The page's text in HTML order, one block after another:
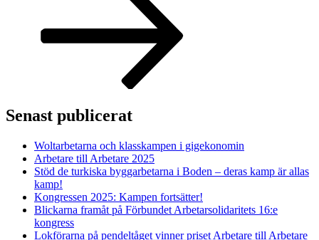
Senast publicerat
Woltarbetarna och klasskampen i gigekonomin
Arbetare till Arbetare 2025
Stöd de turkiska byggarbetarna i Boden – deras kamp är allas
kamp!
Kongressen 2025: Kampen fortsätter!
Blickarna framåt på Förbundet Arbetarsolidaritets 16:e
kongress
Lokförarna på pendeltåget vinner priset Arbetare till Arbetare